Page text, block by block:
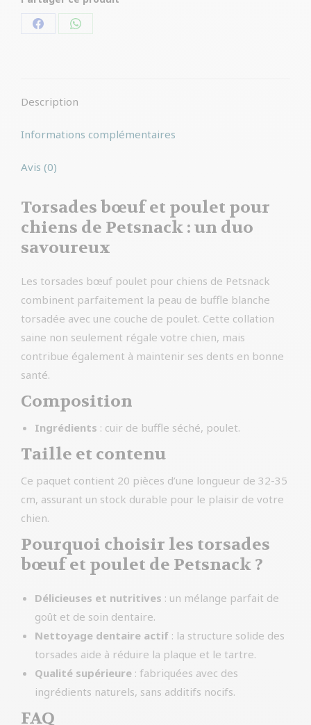
PartagerPartager
Description
Informations complémentaires
Avis (0)
Torsades bœuf et poulet pour
chiens de Petsnack : un duo
savoureux
Les torsades bœuf poulet pour chiens de Petsnack
combinent parfaitement la peau de buffle blanche
torsadée avec une couche de poulet. Cette collation
saine non seulement régale votre chien, mais
contribue également à maintenir ses dents en bonne
santé.
Composition
Ingrédients : cuir de buffle séché, poulet.
Taille et contenu
Ce paquet contient 20 pièces d’une longueur de 32-35
cm, assurant un stock durable pour le plaisir de votre
chien.
Pourquoi choisir les torsades
bœuf et poulet de Petsnack ?
Délicieuses et nutritives : un mélange parfait de
goût et de soin dentaire.
Nettoyage dentaire actif : la structure solide des
torsades aide à réduire la plaque et le tartre.
Qualité supérieure : fabriquées avec des
ingrédients naturels, sans additifs nocifs.
FAQ